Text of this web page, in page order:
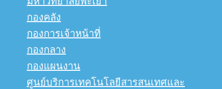
กองคลัง
กองการเจ้าหน้าที่
กองกลาง
กองแผนงาน
ศูนย์บริการเทคโนโลยีสารสนเทศและ